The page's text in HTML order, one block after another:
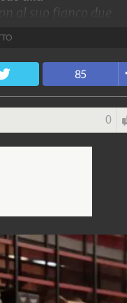
al suo fianco due
foto
85
0